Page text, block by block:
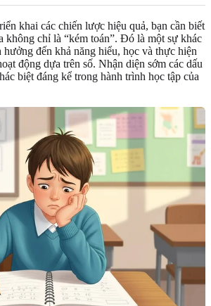
khai các chiến lược hiệu quả, bạn cần biết
không chỉ là “kém toán”. Đó là một sự khác
hưởng đến khả năng hiểu, học và thực hiện
động dựa trên số. Nhận diện sớm các dấu
biệt đáng kể trong hành trình học tập của